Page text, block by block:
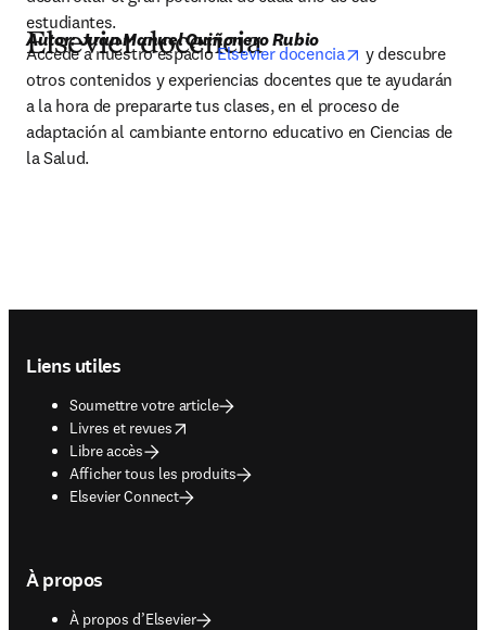
estudiantes.
Autor: Juan Manuel Quiñonero Rubio
Elsevier docencia
Accede a nuestro espacio Elsevier docencia opens in new
y descubre
otros contenidos y experiencias docentes que te ayudarán
a la hora de prepararte tus clases, en el proceso de
adaptación al cambiante entorno educativo en Ciencias de
la Salud.
Liens utiles
Soumettre votre article
Livres et revues
opens in new tab/window
Libre accès
Afficher tous les produits
Elsevier Connect
À propos
À propos d’Elsevier